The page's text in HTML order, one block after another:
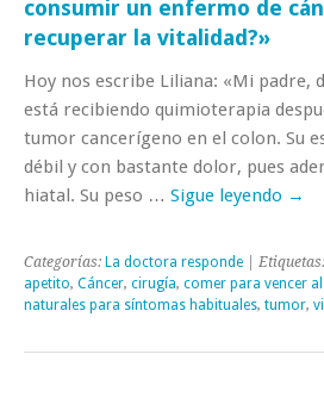
consumir un enfermo de
recuperar la vitalidad?»
Hoy nos escribe Liliana: «Mi padre,
está recibiendo quimioterapia
tumor cancerígeno en el colon. Su
débil y con bastante dolor, pues
hiatal. Su peso … Sigue leyendo →
Categorías: La doctora responde | Etiquetas:
apetito, Cáncer, cirugía, comer para vencer
naturales para síntomas habituales, tumor,